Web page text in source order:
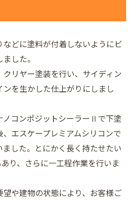
どに塗料が付着しないようにビ
した。
リヤー塗装を行い、サイディン
を生かした仕上がりにしまし
ノコンポジットシーラーⅡで下塗
エスケープレミアムシリコンで
した。とにかく長く持たせたい
り、さらに一工程作業を行いま
や建物の状態により、お客様ご